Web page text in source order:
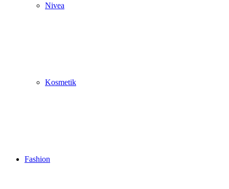
Nivea
Kosmetik
Fashion